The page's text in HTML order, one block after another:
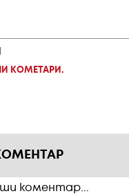
КОМЕТАРИ.